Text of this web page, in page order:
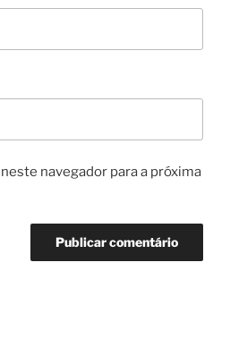
navegador para a próxima